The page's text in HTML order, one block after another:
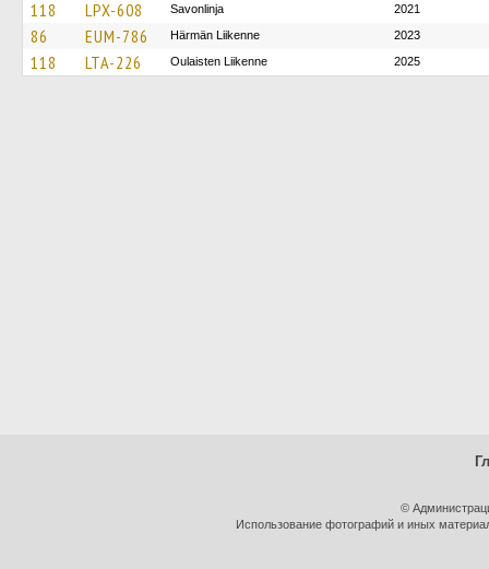
118 LPX-608 Savonlinja 2021
86 EUM-786 Härmän Liikenne 2023
118 LTA-226 Oulaisten Liikenne 2025
©
Использование фотографий и иных